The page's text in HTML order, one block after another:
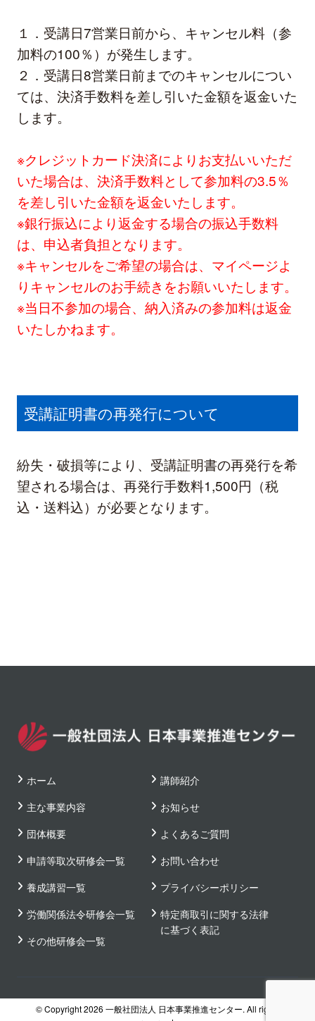
１．受講日7営業日前から、キャンセル料（参
加料の100％）が発生します。
２．受講日8営業日前までのキャンセルについ
ては、決済手数料を差し引いた金額を返金いた
します。
※クレジットカード決済によりお支払いいただ
いた場合は、決済手数料として参加料の3.5％
を差し引いた金額を返金いたします。
※銀行振込により返金する場合の振込手数料
は、申込者負担となります。
※キャンセルをご希望の場合は、マイページよ
りキャンセルのお手続きをお願いいたします。
※当日不参加の場合、納入済みの参加料は返金
いたしかねます。
受講証明書の再発行について
紛失・破損等により、受講証明書の再発行を希
望される場合は、再発行手数料1,500円（税
込・送料込）が必要となります。
ホーム
主な事業内容
団体概要
申請等取次研修会一覧
養成講習一覧
労働関係法令研修会一覧
その他研修会一覧
講師紹介
お知らせ
よくあるご質問
お問い合わせ
プライバシーポリシー
特定商取引に関する法律
に基づく表記
© Copyright 2026 一般社団法人 日本事業推進センター. All rights